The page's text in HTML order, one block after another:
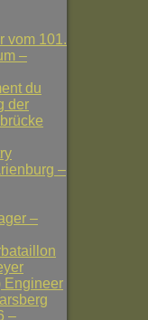
vom 101.
–
du
der
–
–
Engineer
–